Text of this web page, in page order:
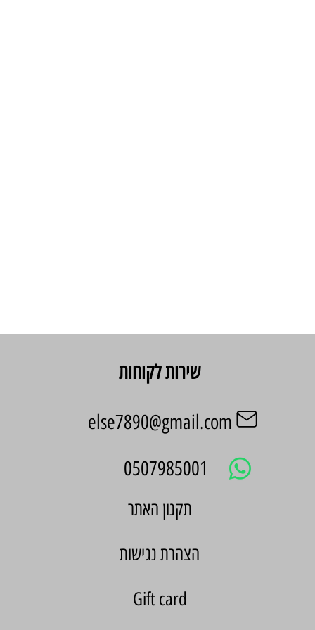
שירות לקוחות
else7890@gmail.com
0507985001
הצהרת נגישות
Gift card